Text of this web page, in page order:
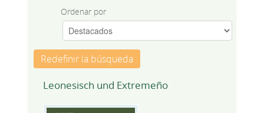
Ordenar por
Redefinir la búsqueda
Leonesisch und Extremeño